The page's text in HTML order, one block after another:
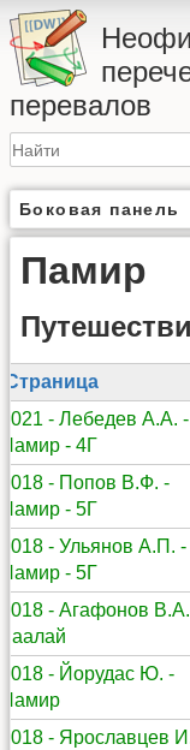
перевалов
Боковая панель
Памир
Страница
2021 - Лебедев А.А. -
Памир - 4Г
2018 - Попов В.Ф. -
Памир - 5Г
2018 - Ульянов А.П. -
Памир - 5Г
2018 - Агафонов
Заалай
2018 - Йорудас Ю. -
Памир
2018 - Ярославцев